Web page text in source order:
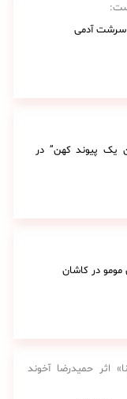
سرشت آدمی
یک پیوند کهن” در
مومو در کاشان
اثر حمیدرضا آخوند